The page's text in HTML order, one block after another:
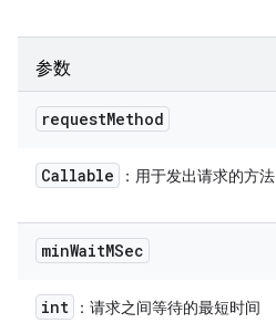
参数
requestMethod
Callable ：用于发出请求的方法
minWaitMSec
int ：请求之间等待的最短时间